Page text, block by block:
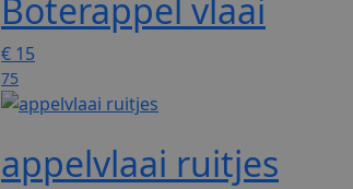
Boterappel vlaai
€ 15
75
appelvlaai ruitjes